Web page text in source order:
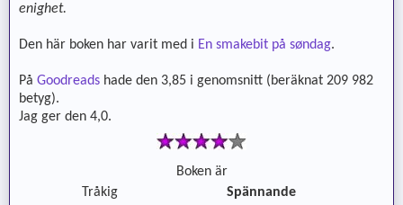
enighet.
Den här boken har varit med i En smakebit på søndag.
På Goodreads hade den 3,85 i genomsnitt (beräknat 209 982
betyg).
Jag ger den 4,0.
Boken är
Tråkig
Spännande